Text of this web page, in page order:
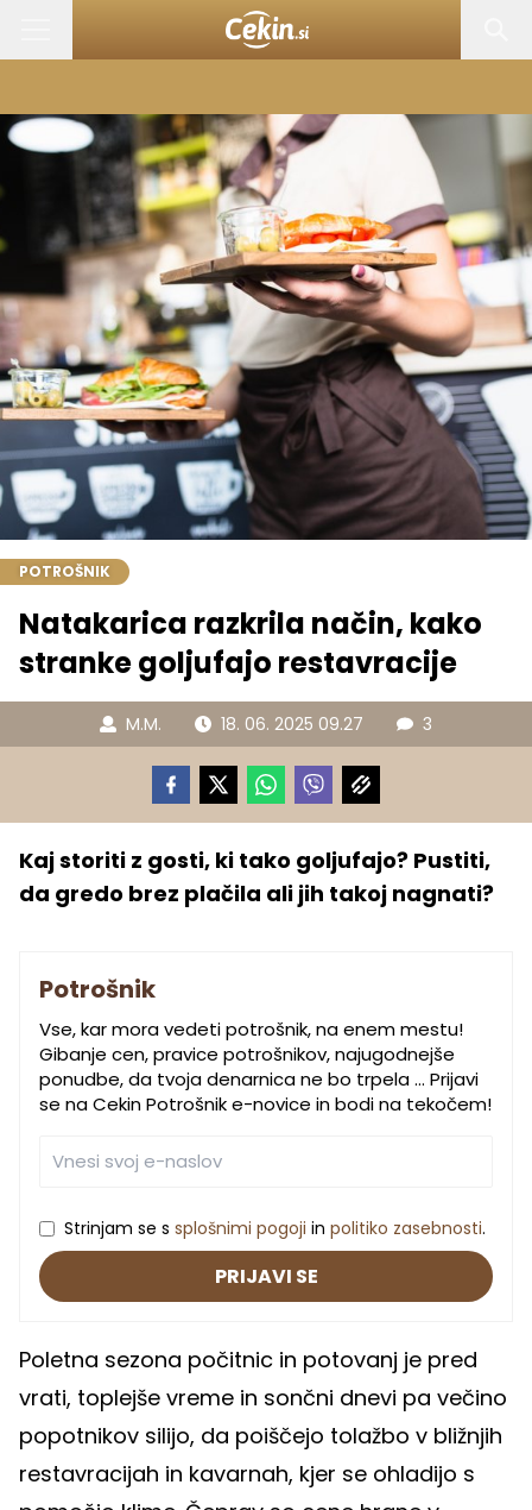
POTROŠNIK
Natakarica razkrila način, kako
stranke goljufajo restavracije
M.M. 18. 06. 2025 09.27 3
Kaj storiti z gosti, ki tako goljufajo? Pustiti,
da gredo brez plačila ali jih takoj nagnati?
Potrošnik
Vse, kar mora vedeti potrošnik, na enem mestu!
Gibanje cen, pravice potrošnikov, najugodnejše
ponudbe, da tvoja denarnica ne bo trpela … Prijavi
se na Cekin Potrošnik e-novice in bodi na tekočem!
Strinjam se s splošnimi pogoji in politiko zasebnosti.
PRIJAVI SE
Poletna sezona počitnic in potovanj je pred
vrati, toplejše vreme in sončni dnevi pa večino
popotnikov silijo, da poiščejo tolažbo v bližnjih
restavracijah in kavarnah, kjer se ohladijo s